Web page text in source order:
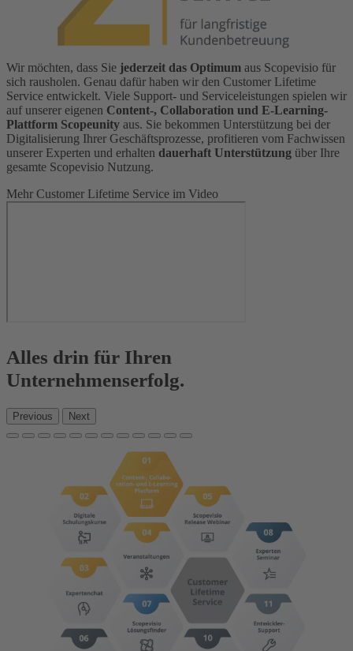
Wir möchten, dass Sie jederzeit das Optimum aus Scopevisio für
sich rausholen. Genau dafür haben wir den Customer Lifetime
Service entwickelt. Viele Support- und Serviceleistungen spielen wir
auf unserer eigenen Content-, Collaboration und E-Learning-
Plattform Scopeunity aus. Sie bekommen Unterstützung bei der
Digitalisierung Ihrer Geschäftsprozesse, profitieren vom Fachwissen
unserer Experten und erhalten dauerhaft Unterstützung über Ihre
gesamte Scopevisio Nutzung.
Mehr Customer Lifetime Service im Video
Alles drin für Ihren
Unternehmenserfolg.
Previous Next